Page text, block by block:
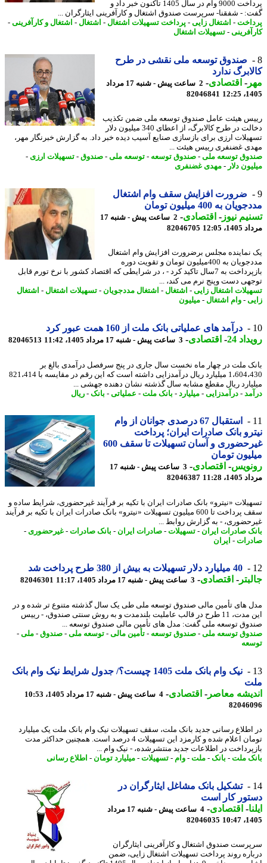
پرداخت 9000 وام در سال 1405 تاکنون خبر داد و
- شفقنا- سرپرست صندوق اشتغال و کارآفرینی ایثارگران ...
-اشتغال زایی- پرداخت تسهیلات اشتغال-اشتغال-اشتغال و کارآفرینی-
-تسهیلات اشتغال
صندوق توسعه ملی نقشی در طرح
ندارد
-اقتصادی-
2 ساعت پیش - شنبه 17 مرداد
82046841
هیئت عامل صندوق توسعه ملی ضمن تکذیب
دخالت در طرح کالابرگ، از اعطای 340 میلیون دلار
ارزی برای بازسازی صنایع آسیب دیده خبر داد. به گزارش خبرنگار مهر،
غضنفری رییس هیئت ...
توسعه ملی -صندوق توسعه-توسعه ملی -صندوق-تسهیلات ارزی -
دلار-مهدی غضنفری
ضرورت افزایش سقف وام اشتغال
به 400 میلیون تومان
نیوز-اقتصادی-
2 ساعت پیش - شنبه 17
12:05
82046705
مجلس برضرورت افزایش وام اشتغال
مددجویان به 400میلیون تومان و تقویت دوره
بازپرداخت به 7سال تاکید کرد - ، در شرایطی که اقتصاد کشور با نرخ تورم قابل
دست وپنج نرم می کند، ...
اشتغال زایی- اشتغال-اشتغال مددجویان-تسهیلات اشتغال-اشتغال
- وام اشتغال-میلیون
درآمد های عملیاتی بانک ملت از 160 همت عبور کرد
24
-اقتصادی-3 ساعت پیش - شنبه 17 مرداد 1405، 11:42 82046513
ملت در چهار ماه نخست سال جاری در پنج سرفصل درآمدی بالغ بر
1،604،430 میلیارد ریال درآمدزایی داشته است که این رقم در مقایسه با 821،414
ریال مقطع مشابه سال گذشته نشان دهنده جهشی ...
- درآمدزایی- میلیارد-بانک ملت -عملیاتی-بانک -ریال
استقبال 67 درصدی جوانان از وام
بانک صادرات ایران؛ پرداخت
غیرحضوری و آسان تسهیلات تا سقف 600
تومان
-اقتصادی-
3 ساعت پیش - شنبه 17
11:28
82046387
«نیترو» بانک صادرات ایران با تکیه بر فرآیند غیرحضوری، شرایط ساده و
سقف پرداخت تا 600 میلیون ​تسهیلات «نیترو» بانک صادرات ایران با تکیه بر فرآیند
- به گزارش روابط ...
صادرات ایران - تسهیلات-صادرات ایران - بانک صادرات- غیرحضوری-
- ایران
40 میلیارد دلار تسهیلات به بیش از 380 طرح پرداخت شد
-اقتصادی-3 ساعت پیش - شنبه 17 مرداد 1405، 11:17 82046301
های تأمین مالی صندوق توسعه ملی طی یک سال گذشته متنوع تر شده و در
این مدت، 11 طرح در قالب عاملیت بلندمدت و به روش سنتی صندوق، - رییس
توسعه ملی گفت: مدل های تأمین مالی صندوق توسعه ...
توسعه ملی -صندوق توسعه-تأمین مالی-توسعه ملی -صندوق-ملی -
نیک وام بانک ملت 1405 چیست؟/ جدول شرایط نیک وام بانک
معاصر-اقتصادی-4 ساعت پیش - شنبه 17 مرداد 1405، 10:53
رسانی جدید بانک ملت، سقف تسهیلات نیک وام بانک ملت یک میلیارد
تومان اعلام شده و کارمزد این تسهیلات 4 درصد است. همچنین حداکثر مدت
در اطلاعات جدید منتشرشده، - نیک وام ...
ملت -بانک -ملت -وام-تسهیلات-میلیارد تومان-اطلاع رسانی
تشکیل بانک مشاغل ایثارگران در
کار است
-اقتصادی-
4 ساعت پیش - شنبه 17 مرداد
82046035
صندوق اشتغال و کارآفرینی ایثارگران
روند پرداخت تسهیلات اشتغال زایی، ضمن